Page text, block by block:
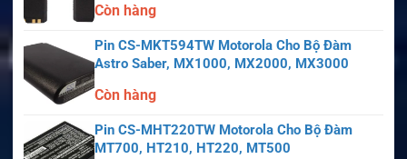
Còn hàng
Pin CS-MKT594TW Motorola Cho Bộ Đàm
Astro Saber, MX1000, MX2000, MX3000
Còn hàng
Pin CS-MHT220TW Motorola Cho Bộ Đàm
MT700, HT210, HT220, MT500